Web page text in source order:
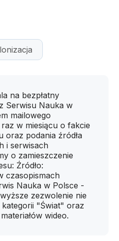
na bezpłatny
Serwisu Nauka w
mailowego
w miesiącu o fakcie
oraz podania źródła
i serwisach
o zamieszczenie
Źródło:
czasopismach
Nauka w Polsce -
zezwolenie nie
"Świat" oraz
wideo.